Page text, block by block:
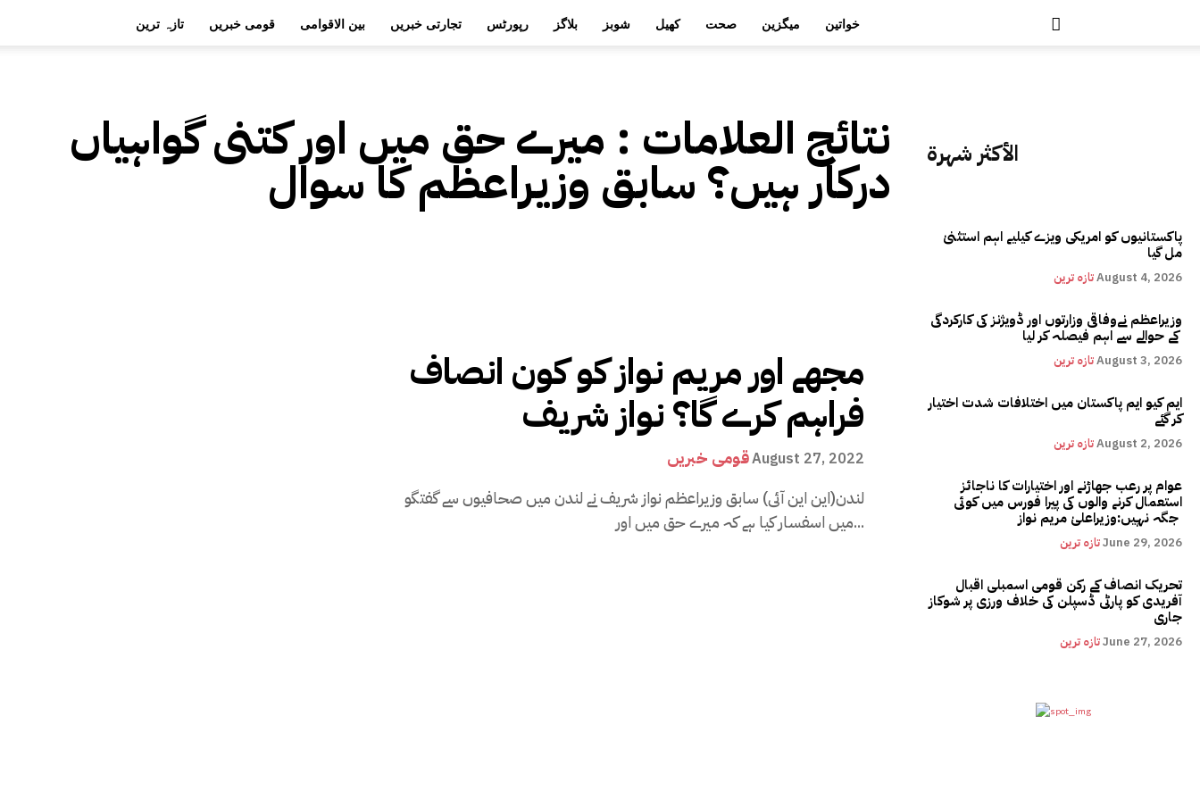
تازہ ترین قومی خبریں بین الاقوامی تجارتی خبریں رپورٹس بلاگز شوبز کھیل صحت میگزین خواتین
نتائج العلامات : میرے حق میں اور کتنی گواہیاں
درکار ہیں؟ سابق وزیراعظم کا سوال
مجھے اور مریم نواز کو کون انصاف
فراہم کرے گا؟ نواز شریف
قومی خبریںAugust 27, 2022
لندن(این این آئی) سابق وزیراعظم نواز شریف نے لندن میں صحافیوں سے گفتگو
میں اسفسار کیا ہے کہ میرے حق میں اور...
الأكثر شهرة
پاکستانیوں کو امریکی ویزے کیلیے اہم استثنیٰ
مل گیا
تازہ ترینAugust 4, 2026
وزیراعظم نےوفاقی وزارتوں اور ڈویژنز کی کارکردگی
کے حوالے سے اہم فیصلہ کر لیا
تازہ ترینAugust 3, 2026
ایم کیو ایم پاکستان میں اختلافات شدت اختیار
کر گئے
تازہ ترینAugust 2, 2026
عوام پر رعب جھاڑنے اور اختیارات کا ناجائز
استعمال کرنے والوں کی پیرا فورس میں کوئی
تازہ ترینJune 29, 2026
تحریک انصاف کے رکن قومی اسمبلی اقبال
آفریدی کو پارٹی ڈسپلن کی خلاف ورزی پر شوکاز
جاری
تازہ ترینJune 27, 2026